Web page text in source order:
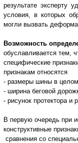
результате эксперту
условия, в которых
могли вызвать
Возможность
обуславливается тем,
специфические
признакам относятся
- размеры шины в
- ширина беговой
- рисунок протектора и
В первую очередь при
конструктивные
сравнения со